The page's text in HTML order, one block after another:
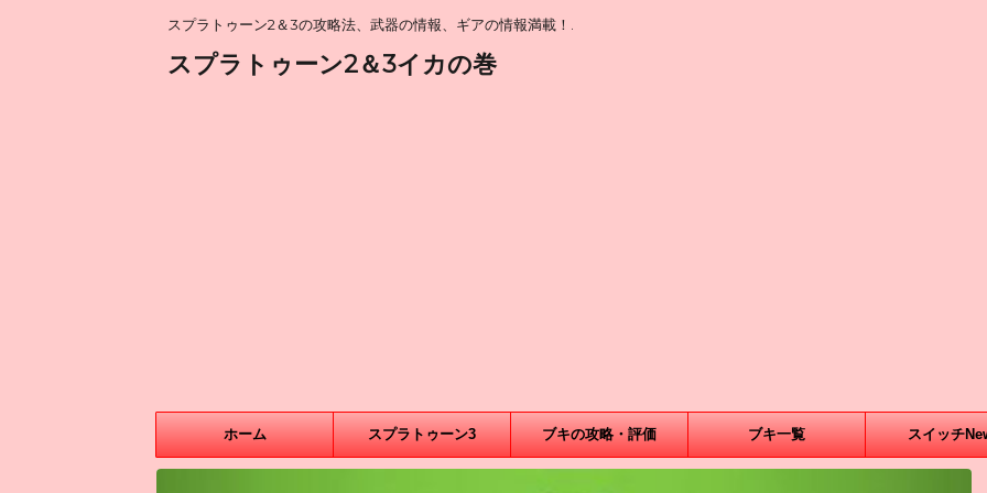
スプラトゥーン2＆3の攻略法、武器の情報、ギアの情報満載！.
スプラトゥーン2＆3イカの巻
ホーム スプラトゥーン3 ブキの攻略・評価 ブキ一覧 スイッチ